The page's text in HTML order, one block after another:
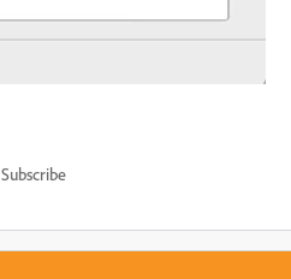
Subscribe